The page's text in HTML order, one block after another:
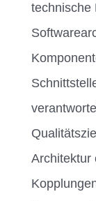
technische
Architektur